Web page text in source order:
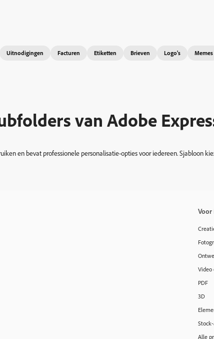
Uitnodigingen Facturen Etiketten Brieven Logo's Memes
van Adobe
en bevat professionele personalisatie-opties voor iedereen.
Voor
Video
PDF
3D
Alle